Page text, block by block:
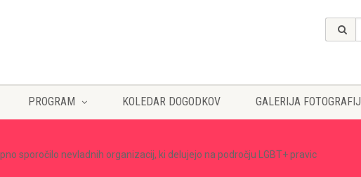
PROGRAM KOLEDAR DOGODKOV GALERIJA FOTOGRAFIJ
sporočilo nevladnih organizacij, ki delujejo na področju LGBT+ pravic